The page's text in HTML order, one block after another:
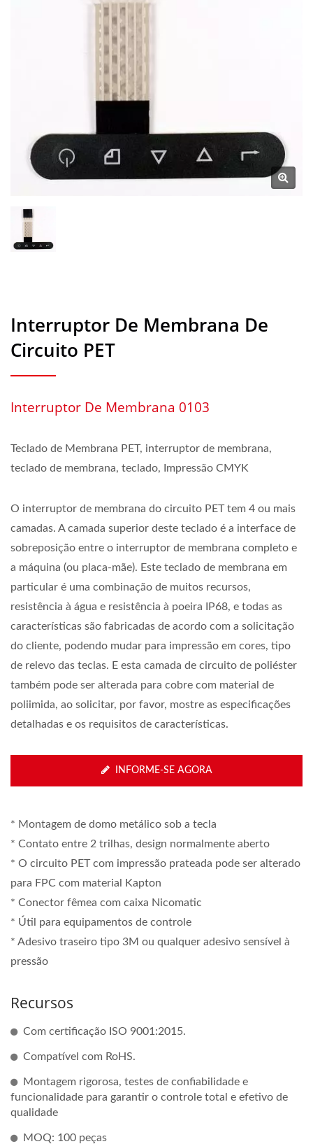
Interruptor De Membrana De
Circuito PET
Interruptor De Membrana 0103
Teclado de Membrana PET, interruptor de membrana,
teclado de membrana, teclado, Impressão CMYK
O interruptor de membrana do circuito PET tem 4 ou mais
camadas. A camada superior deste teclado é a interface de
sobreposição entre o interruptor de membrana completo e
a máquina (ou placa-mãe). Este teclado de membrana em
particular é uma combinação de muitos recursos,
resistência à água e resistência à poeira IP68, e todas as
características são fabricadas de acordo com a solicitação
do cliente, podendo mudar para impressão em cores, tipo
de relevo das teclas. E esta camada de circuito de poliéster
também pode ser alterada para cobre com material de
poliimida, ao solicitar, por favor, mostre as especificações
detalhadas e os requisitos de características.
INFORME-SE AGORA
* Montagem de domo metálico sob a tecla
* Contato entre 2 trilhas, design normalmente aberto
* O circuito PET com impressão prateada pode ser alterado
para FPC com material Kapton
* Conector fêmea com caixa Nicomatic
* Útil para equipamentos de controle
* Adesivo traseiro tipo 3M ou qualquer adesivo sensível à
pressão
Recursos
Com certificação ISO 9001:2015.
Compatível com RoHS.
Montagem rigorosa, testes de confiabilidade e
funcionalidade para garantir o controle total e efetivo de
qualidade
MOQ: 100 peças